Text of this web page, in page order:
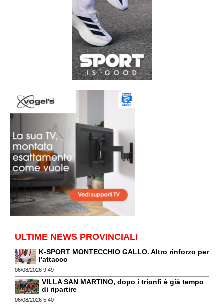
ULTIME NEWS PROVINCIALI
K-SPORT MONTECCHIO GALLO. Altro rinforzo per
l'attacco
06/08/2026 9:49
VILLA SAN MARTINO, dopo i trionfi è già tempo
di ripartire
06/08/2026 5:40